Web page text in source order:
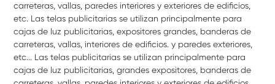
carreteras, vallas, paredes interiores y exteriores de edificios,
etc. Las telas publicitarias se utilizan principalmente para
cajas de luz publicitarias, expositores grandes, banderas de
carreteras, vallas, interiores de edificios. y paredes exteriores,
etc... Las telas publicitarias se utilizan principalmente para
cajas de luz publicitarias, grandes expositores, banderas de